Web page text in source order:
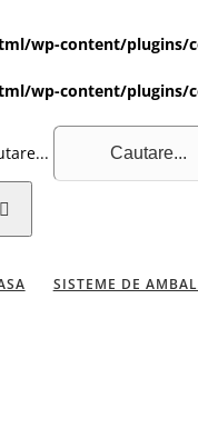
wp-content/plugins/
wp-content/plugins/
SISTEME DE